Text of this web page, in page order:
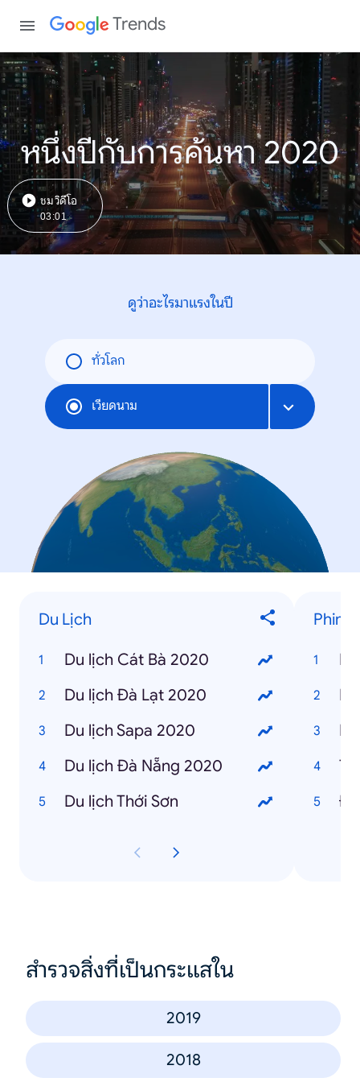
Trends
หนึ่งปีกับการค้นหา 2020
ชมวิดีโอ
03:01
ดูว่าอะไรมาแรงในปี
ทั่วโลก
เวียดนาม
Du Lịch
Du lịch Cát Bà 2020
Du lịch Đà Lạt 2020
Du lịch Sapa 2020
Du lịch Đà Nẵng 2020
Du lịch Thới Sơn
Phim
สำรวจสิ่งที่เป็นกระแสใน
2019
2018